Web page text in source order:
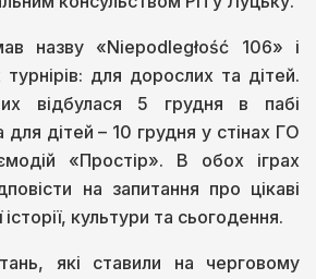
назву «Niepodległość 106» і
для дорослих та дітей.
відбулася 5 грудня в пабі
дітей – 10 грудня у стінах ГО
«Простір». В обох іграх
на запитання про цікаві
культури та сьогодення.
які ставили на черговому